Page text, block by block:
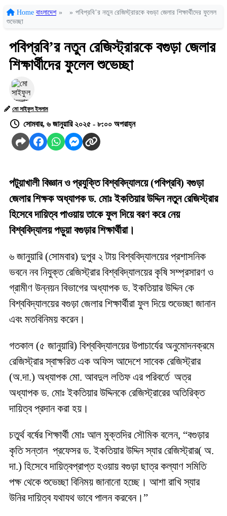
Home বাংলাদেশ » » পবিপ্রবি’র নতুন রেজিস্ট্রারকে বগুড়া জেলার শিক্ষার্থীদের ফুলেল
শুভেচ্ছা
পবিপ্রবি’র নতুন রেজিস্ট্রারকে বগুড়া জেলার
শিক্ষার্থীদের ফুলেল শুভেচ্ছা
মো সাইফুল ইসলাম
সোমবার, ৬ জানুয়ারি ২০২৫ - ৮:০০ অপরাহ্ন
পটুয়াখালী বিজ্ঞান ও প্রযুক্তি বিশ্ববিদ্যালয়ে (পবিপ্রবি) বগুড়া
জেলার শিক্ষক অধ্যাপক ড. মোঃ ইকতিয়ার উদ্দিন নতুন রেজিস্ট্রার
হিসেবে দায়িত্ব পাওয়ায় তাকে ফুল দিয়ে বরণ করে নেয়
বিশ্ববিদ্যালয় পড়ুয়া বগুড়ার শিক্ষার্থীরা।
৬ জানুয়ারি (সোমবার) দুপুর ২ টায় বিশ্ববিদ্যালয়ের প্রশাসনিক
ভবনে নব নিযুক্ত রেজিস্ট্রার বিশ্ববিদ্যালয়ের কৃষি সম্প্রসারণ ও
গ্রামীণ উন্নয়ন বিভাগের অধ্যাপক ড. ইকতিয়ার উদ্দিন কে
বিশ্ববিদ্যালয়ের বগুড়া জেলার শিক্ষার্থীরা ফুল দিয়ে শুভেচ্ছা জানান
এবং মতবিনিময় করেন।
গতকাল (৫ জানুয়ারি) বিশ্ববিদ্যালয়ের উপাচার্যের অনুমোদনক্রমে
রেজিস্ট্রার স্বাক্ষরিত এক অফিস আদেশে সাবেক রেজিস্ট্রার
(অ.দা.) অধ্যাপক মো. আবদুল লতিফ এর পরিবর্তে অত্র
অধ্যাপক ড. মোঃ ইকতিয়ার উদ্দিনকে রেজিস্ট্রারের অতিরিক্ত
দায়িত্ব প্রদান করা হয়।
চতুর্থ বর্ষের শিক্ষার্থী মোঃ আল মুক্তদির সৌমিক বলেন, “বগুড়ার
কৃতি সন্তান প্রফেসর ড. ইকতিয়ার উদ্দিন স্যার রেজিস্ট্রার( অ.
দা.) হিসেবে দায়িত্বপ্রাপ্ত হওয়ায় বগুড়া ছাত্র কল্যাণ সমিতি
পক্ষ থেকে শুভেচ্ছা বিনিময় জানানো হচ্ছে। আশা রাখি স্যার
উনির দায়িত্ব যথাযথ ভাবে পালন করবেন।”